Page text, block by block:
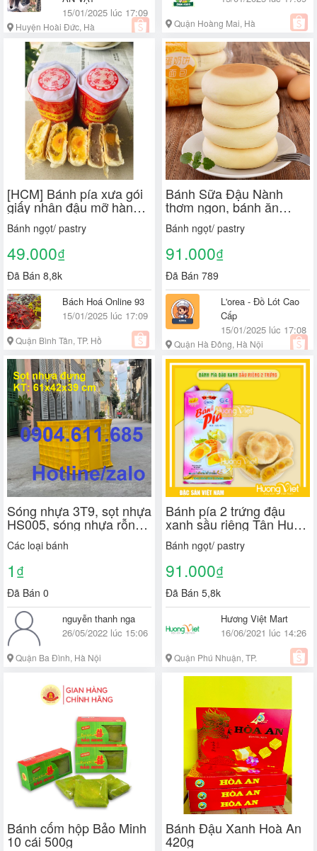
15/01/2025 lúc 17:09
Huyện Hoài Đức, Hà
Quận Hoàng Mai, Hà
[HCM] Bánh pía xưa gói
giấy nhân đậu mỡ hành
trứng muối Thành Hương
350gr 4cái (thơm ngon
không ngán, hương vị
độc lạ)
Bánh ngọt/ pastry
49.000₫
Đã Bán 8,8k
Bách Hoá Online 93
15/01/2025 lúc 17:09
Quận Bình Tân, TP. Hồ
Bánh Sữa Đậu Nành
thơm ngon, bánh ăn
sáng, điểm tâm cho
người bận rộn đầy đủ
dinh dưỡng mà không lo
bị béo
Bánh ngọt/ pastry
91.000₫
Đã Bán 789
L'orea - Đồ Lót Cao
Cấp
15/01/2025 lúc 17:08
Quận Hà Đông, Hà Nội
Sóng nhựa 3T9, sọt nhựa
HS005, sóng nhựa rỗng,
sóng nhựa rỗng 3T9,
sóng nhựa hở
Các loại bánh
1 ₫
Đã Bán 0
nguyễn thanh nga
26/05/2022 lúc 15:06
Quận Ba Đình, Hà Nội
Bánh pía 2 trứng đậu
xanh sầu riêng Tân Huê
Viên 570g, bánh pía Sóc
Trăng Tân Huê Viên 2
trứng muối [TÚI 4 BÁNH]
Bánh ngọt/ pastry
91.000₫
Đã Bán 5,8k
Hương Việt Mart
16/06/2021 lúc 14:26
Quận Phú Nhuận, TP.
Bánh cốm hộp Bảo Minh
10 cái 500g
Bánh Đậu Xanh Hoà An
420g